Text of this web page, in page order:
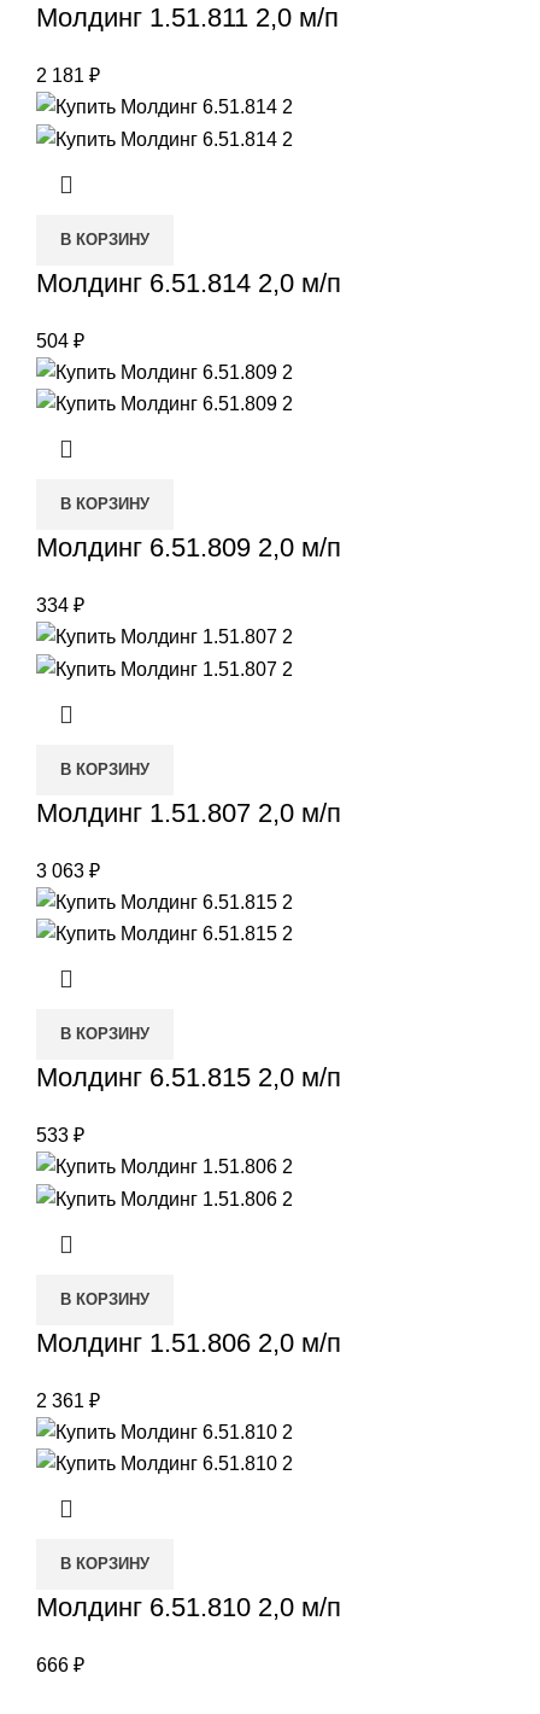
Молдинг 1.51.811 2,0 м/п
2 181 ₽
В КОРЗИНУ
Молдинг 6.51.814 2,0 м/п
504 ₽
В КОРЗИНУ
Молдинг 6.51.809 2,0 м/п
334 ₽
В КОРЗИНУ
Молдинг 1.51.807 2,0 м/п
3 063 ₽
В КОРЗИНУ
Молдинг 6.51.815 2,0 м/п
533 ₽
В КОРЗИНУ
Молдинг 1.51.806 2,0 м/п
2 361 ₽
В КОРЗИНУ
Молдинг 6.51.810 2,0 м/п
666 ₽